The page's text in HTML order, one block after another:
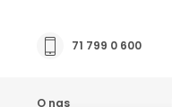
71 799 0 600
O nas